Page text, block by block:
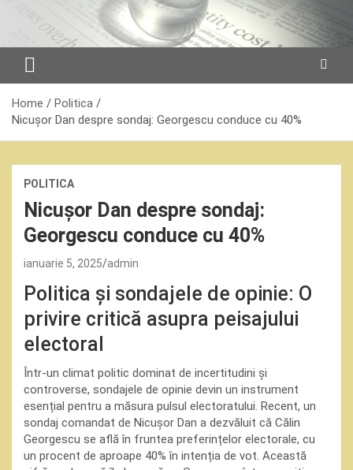
Home
Politica
Nicușor Dan despre sondaj: Georgescu conduce cu 40%
POLITICA
Nicușor Dan despre sondaj:
Georgescu conduce cu 40%
ianuarie 5, 2025 admin
Politica și sondajele de opinie: O
privire critică asupra peisajului
electoral
Într-un climat politic dominat de incertitudini și
controverse, sondajele de opinie devin un instrument
esențial pentru a măsura pulsul electoratului. Recent, un
sondaj comandat de Nicușor Dan a dezvăluit că Călin
Georgescu se află în fruntea preferințelor electorale, cu
un procent de aproape 40% în intenția de vot. Această